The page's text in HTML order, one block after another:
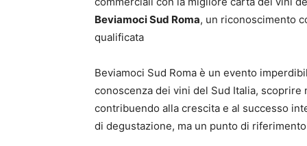
Beviamoci Sud Roma, un riconoscimento
qualificata
Beviamoci Sud Roma è un evento
conoscenza dei vini del Sud Italia,
contribuendo alla crescita e al successo
di degustazione, ma un punto di